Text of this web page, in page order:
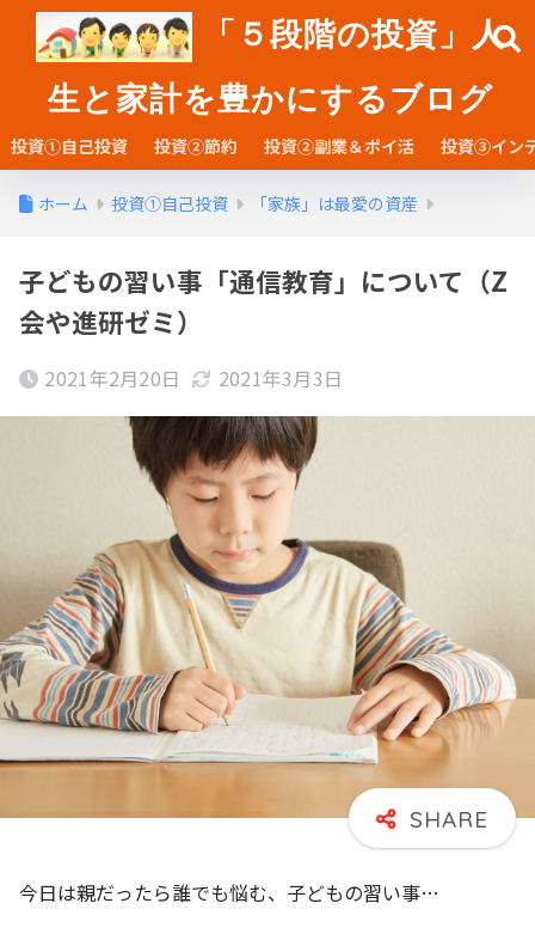
「５段階の投資」人
生と家計を豊かにするブログ
投資①自己投資 投資②節約 投資②副業＆ポイ活 投資③イン
ホーム 投資①自己投資 「家族」は最愛の資産
子どもの習い事「通信教育」について（Z
会や進研ゼミ）
2021年2月20日 2021年3月3日
今日は親だったら誰でも悩む、子どもの習い事…